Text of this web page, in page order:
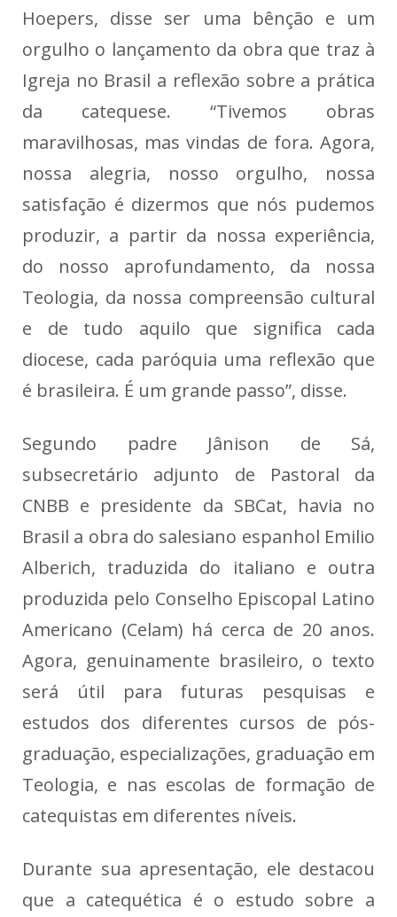
Hoepers, disse ser uma bênção e um
orgulho o lançamento da obra que traz à
Igreja no Brasil a reflexão sobre a prática
da catequese. “Tivemos obras
maravilhosas, mas vindas de fora. Agora,
nossa alegria, nosso orgulho, nossa
satisfação é dizermos que nós pudemos
produzir, a partir da nossa experiência,
do nosso aprofundamento, da nossa
Teologia, da nossa compreensão cultural
e de tudo aquilo que significa cada
diocese, cada paróquia uma reflexão que
é brasileira. É um grande passo”, disse.
Segundo padre Jânison de Sá,
subsecretário adjunto de Pastoral da
CNBB e presidente da SBCat, havia no
Brasil a obra do salesiano espanhol Emilio
Alberich, traduzida do italiano e outra
produzida pelo Conselho Episcopal Latino
Americano (Celam) há cerca de 20 anos.
Agora, genuinamente brasileiro, o texto
será útil para futuras pesquisas e
estudos dos diferentes cursos de pós-
graduação, especializações, graduação em
Teologia, e nas escolas de formação de
catequistas em diferentes níveis.
Durante sua apresentação, ele destacou
que a catequética é o estudo sobre a